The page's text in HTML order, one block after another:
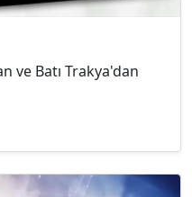
ve Batı Trakya'dan